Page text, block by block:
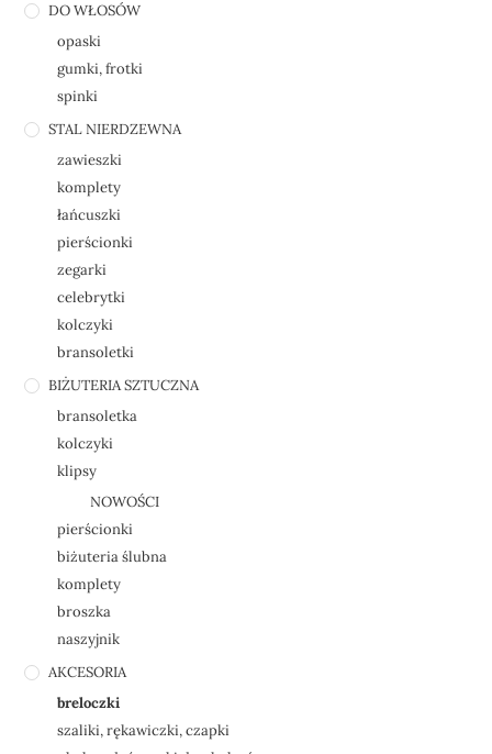
DO WŁOSÓW
opaski
gumki, frotki
spinki
STAL NIERDZEWNA
zawieszki
komplety
łańcuszki
pierścionki
zegarki
celebrytki
kolczyki
bransoletki
BIŻUTERIA SZTUCZNA
bransoletka
kolczyki
klipsy
NOWOŚCI
pierścionki
biżuteria ślubna
komplety
broszka
naszyjnik
AKCESORIA
breloczki
szaliki, rękawiczki, czapki